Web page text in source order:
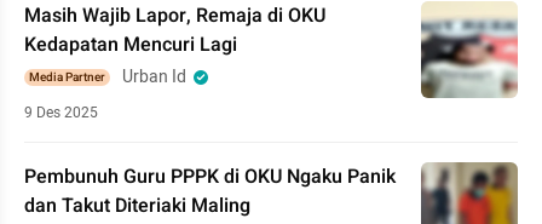
Masih Wajib Lapor, Remaja di OKU
Kedapatan Mencuri Lagi
Media Partner Urban Id
9 Des 2025
Pembunuh Guru PPPK di OKU Ngaku Panik
dan Takut Diteriaki Maling